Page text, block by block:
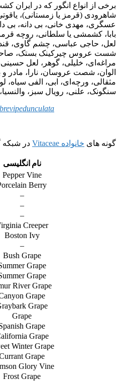
برخی از انواع انگور که در ایران
شاهرودی (قرمز یا زمستانی)،
عسگری، مهدی خانی، بی دانه، بی
بابا، کشمشی یا سلطانی، روچه
لعل، حاجی عباسی، چشم گاوی،
شست عروس چیرکینک بستک،
مراغه‌ای، خلیلی، گوهر، لعل
الوان، شصت عروسان، نارا، مادر و
مثقالی، ورچه‌ای، ابی، الفی سیاه،
سنگونک، علنی، رویال سبز،
گونه های خانواده Vitaceae در شبکه
نام انگلیسی
Pepper Vine
Berry
–
–
–
Creeper
Boston Ivy
–
Bush Grape
Grape
Grape
River Grape
Grape
Grape
Grape
Grape
Grape
Winter Grape
Grape
Glory Vine
Frost Grape